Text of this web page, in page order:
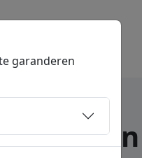
garanderen